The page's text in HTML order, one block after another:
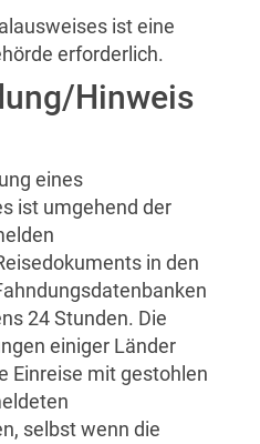
ist eine
erforderlich.
Hinweis
eines
ist umgehend der
in den
24 Stunden. Die
einiger Länder
Einreise mit gestohlen
selbst wenn die